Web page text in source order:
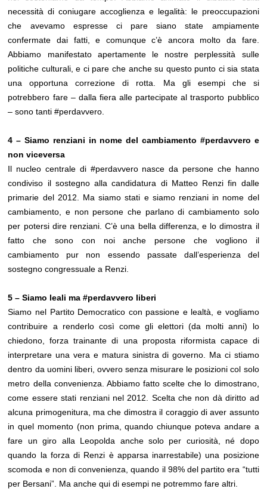
necessità di coniugare accoglienza e legalità: le preoccupazioni
che avevamo espresse ci pare siano state ampiamente
confermate dai fatti, e comunque c’è ancora molto da fare.
Abbiamo manifestato apertamente le nostre perplessità sulle
politiche culturali, e ci pare che anche su questo punto ci sia stata
una opportuna correzione di rotta. Ma gli esempi che si
potrebbero fare – dalla fiera alle partecipate al trasporto pubblico
– sono tanti #perdavvero.
4 – Siamo renziani in nome del cambiamento #perdavvero e
non viceversa
Il nucleo centrale di #perdavvero nasce da persone che hanno
condiviso il sostegno alla candidatura di Matteo Renzi fin dalle
primarie del 2012. Ma siamo stati e siamo renziani in nome del
cambiamento, e non persone che parlano di cambiamento solo
per potersi dire renziani. C’è una bella differenza, e lo dimostra il
fatto che sono con noi anche persone che vogliono il
cambiamento pur non essendo passate dall’esperienza del
sostegno congressuale a Renzi.
5 – Siamo leali ma #perdavvero liberi
Siamo nel Partito Democratico con passione e lealtà, e vogliamo
contribuire a renderlo così come gli elettori (da molti anni) lo
chiedono, forza trainante di una proposta riformista capace di
interpretare una vera e matura sinistra di governo. Ma ci stiamo
dentro da uomini liberi, ovvero senza misurare le posizioni col solo
metro della convenienza. Abbiamo fatto scelte che lo dimostrano,
come essere stati renziani nel 2012. Scelta che non dà diritto ad
alcuna primogenitura, ma che dimostra il coraggio di aver assunto
in quel momento (non prima, quando chiunque poteva andare a
fare un giro alla Leopolda anche solo per curiosità, né dopo
quando la forza di Renzi è apparsa inarrestabile) una posizione
scomoda e non di convenienza, quando il 98% del partito era “tutti
per Bersani”. Ma anche qui di esempi ne potremmo fare altri.